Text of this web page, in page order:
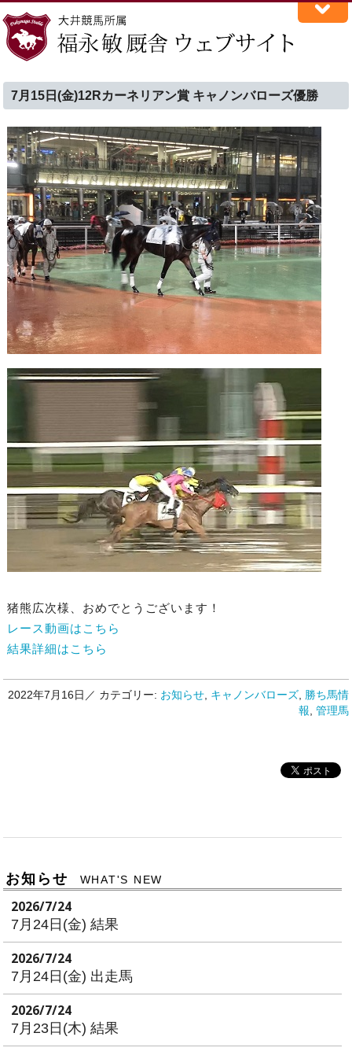
7月15日(金)12Rカーネリアン賞 キャノンバローズ優勝
猪熊広次様、おめでとうございます！
レース動画はこちら
結果詳細はこちら
2022年7月16日／ カテゴリー: お知らせ, キャノンバローズ, 勝ち馬情
報, 管理馬
お知らせ WHAT'S NEW
2026/7/24
7月24日(金) 結果
2026/7/24
7月24日(金) 出走馬
2026/7/24
7月23日(木) 結果